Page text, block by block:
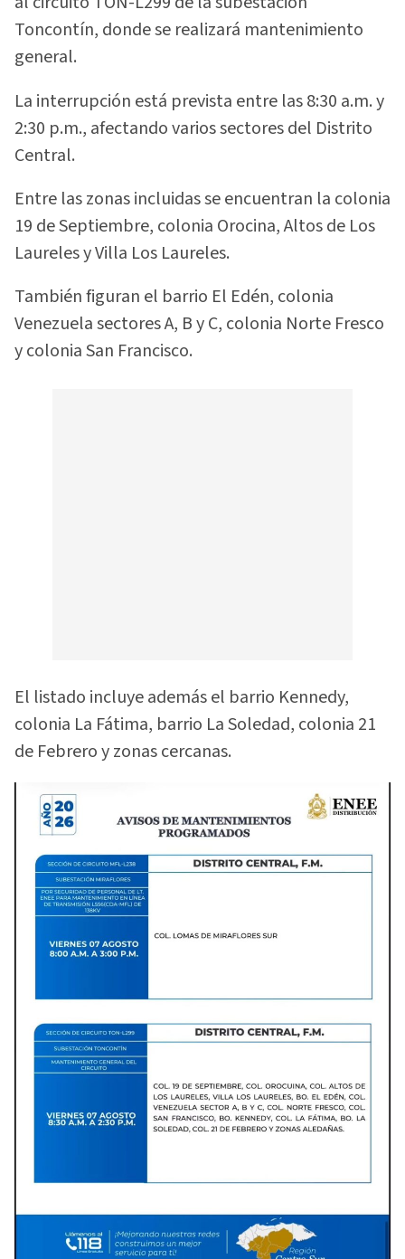
Toncontín, donde se realizará mantenimiento
general.
La interrupción está prevista entre las 8:30 a.m. y
2:30 p.m., afectando varios sectores del Distrito
Central.
Entre las zonas incluidas se encuentran la colonia
19 de Septiembre, colonia Orocina, Altos de Los
Laureles y Villa Los Laureles.
También figuran el barrio El Edén, colonia
Venezuela sectores A, B y C, colonia Norte Fresco
y colonia San Francisco.
El listado incluye además el barrio Kennedy,
colonia La Fátima, barrio La Soledad, colonia 21
de Febrero y zonas cercanas.